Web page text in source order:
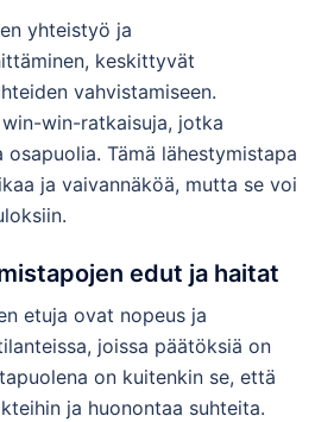
yhteistyö ja
keskittyvät
vahvistamiseen.
win-ratkaisuja, jotka
Tämä lähestymistapa
ja vaivannäköä, mutta se voi
edut ja haitat
etuja ovat nopeus ja
joissa päätöksiä on
on kuitenkin se, että
ja huonontaa suhteita.